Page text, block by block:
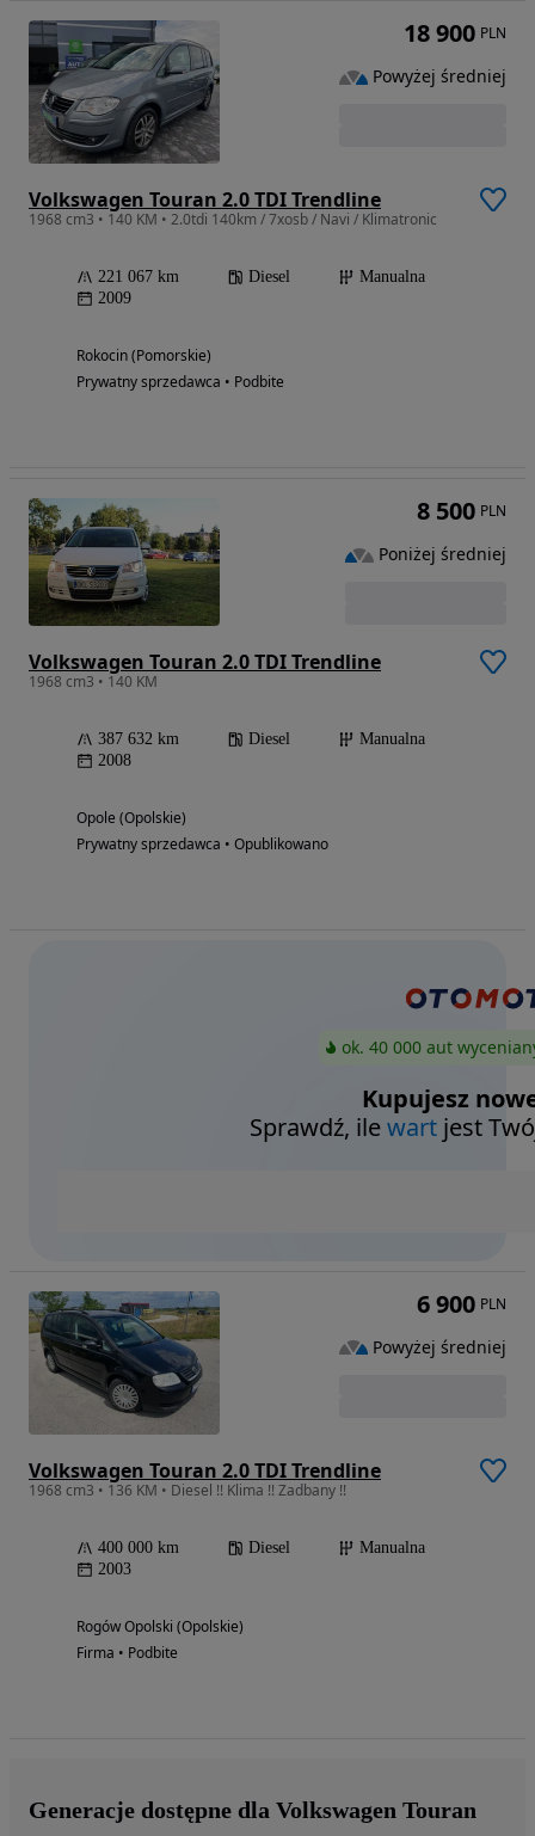
Volkswagen Touran 2.0 TDI Trendline
1968 cm3 • 140 KM • 2.0tdi 140km / 7xosb / Navi / Klimatronic
221 067 km Diesel
Manualna
2009
Rokocin (Pomorskie)
Prywatny sprzedawca • Podbite
18 900 PLN
Powyżej średniej
Volkswagen Touran 2.0 TDI Trendline
1968 cm3 • 140 KM
387 632 km Diesel
Manualna
2008
Opole (Opolskie)
Prywatny sprzedawca • Opublikowano
8 500 PLN
Poniżej średniej
ok. 40 000 aut
Kupujesz
Sprawdź, ilewart jest
Volkswagen Touran 2.0 TDI Trendline
1968 cm3 • 136 KM • Diesel !! Klima !! Zadbany !!
400 000 km Diesel
Manualna
2003
Rogów Opolski (Opolskie)
Firma • Podbite
6 900 PLN
Powyżej średniej
Generacje dostępne dla Volkswagen Touran